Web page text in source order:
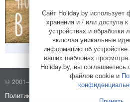
© 2001–2026 Holiday.by
Правила
Политика конфиденциальности
Сайт Holiday.by
хранения и / или доступа
устройствах и обработки
включая уникальные
информацию об
ваших шаблонах
Holiday.by, вы соглашаетесь
файлов cookie и